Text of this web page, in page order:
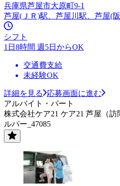
兵庫県芦屋市大原町9-1
芦屋(ＪＲ)駅、芦屋川駅、芦屋(
シフト
1日8時間 週5日からOK
交通費支給
未経験OK
詳細を見る
応募画面に進む
アルバイト・パート
株式会社ケア21 ケア21 芦屋（
ルパー_47085